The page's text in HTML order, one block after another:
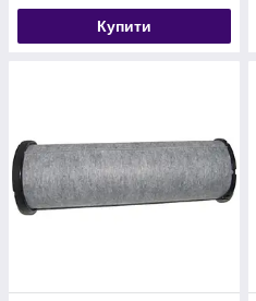
Купити